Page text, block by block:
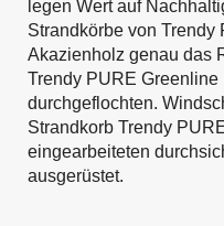
legen Wert auf
Strandkörbe von
Akazienholz genau das
Trendy PURE
durchgeflochten.
Strandkorb Trendy
eingearbeiteten
ausgerüstet.